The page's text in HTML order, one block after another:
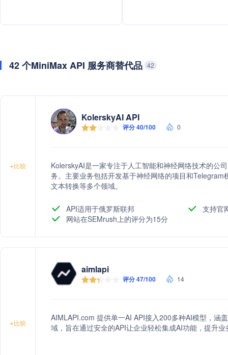
42 个MiniMax API 服务商替代品 42
+比较
KolerskyAI API
评分 40/100 0
KolerskyAI是一家专注于人工智能和神经网络技术的公
务。主要业务包括开发基于神经网络的项目和
文本转换等多个领域。
API适用于俄罗斯联邦
支持官
网站在SEMrush上的评分为15分
+比较
aimlapi
评分 47/100 14
AIMLAPI.com 提供单一AI API接入200多种AI模型，涵
域，旨在通过安全的API让企业轻松集成AI功能，提升